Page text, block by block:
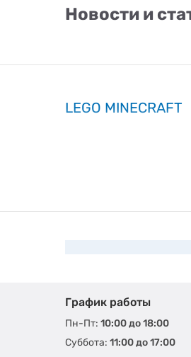
Новости и
LEGO MINECRAFT
График работы
Пн-Пт: 10:00 до 18:00
Суббота: 11:00 до 17:00